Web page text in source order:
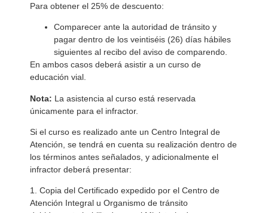
Para obtener el 25% de descuento:
Comparecer ante la autoridad de tránsito y
pagar dentro de los veintiséis (26) días hábiles
siguientes al recibo del aviso de comparendo.
En ambos casos deberá asistir a un curso de
educación vial.
Nota: La asistencia al curso está reservada
únicamente para el infractor.
Si el curso es realizado ante un Centro Integral de
Atención, se tendrá en cuenta su realización dentro de
los términos antes señalados, y adicionalmente el
infractor deberá presentar:
1. Copia del Certificado expedido por el Centro de
Atención Integral u Organismo de tránsito